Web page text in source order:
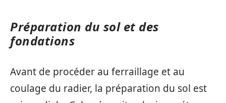
Préparation du sol et des
fondations
Avant de procéder au ferraillage et au
coulage du radier, la préparation du sol est